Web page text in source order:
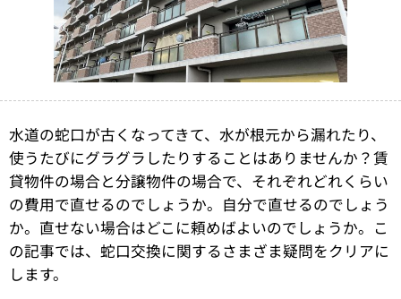
水道の蛇口が古くなってきて、水が根元から漏れたり、
使うたびにグラグラしたりすることはありませんか？賃
貸物件の場合と分譲物件の場合で、それぞれどれくらい
の費用で直せるのでしょうか。自分で直せるのでしょう
か。直せない場合はどこに頼めばよいのでしょうか。こ
の記事では、蛇口交換に関するさまざま疑問をクリアに
します。